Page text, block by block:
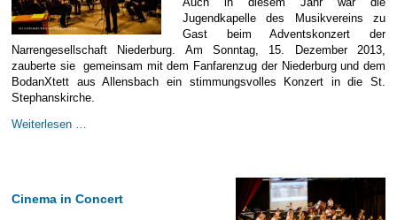
HiDrive Strato
Jahr 2020 bis
Dirigenten
Jugendkapelle des Musikvereins zu
Gast beim Adventskonzert der
Narrengesellschaft Niederburg. Am Sonntag, 15. Dezember 2013,
zauberte sie gemeinsam mit dem Fanfarenzug der Niederburg und dem
BodanXtett aus Allensbach ein stimmungsvolles Konzert in die St.
Stephanskirche.
Weiterlesen …
Benefizkonzert
Cinema in Concert